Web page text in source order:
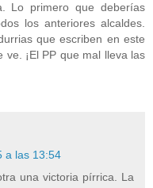
Lo primero que deberías
los anteriores alcaldes.
que escriben en este
¡El PP que mal lleva las
a las 13:54
una victoria pírrica. La